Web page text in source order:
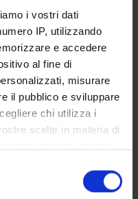
i vostri dati
IP, utilizzando
e accedere
al fine di
misurare
il pubblico e sviluppare
chi utilizza i
scelte in materia di
in qualsiasi
cookie o facendo clic